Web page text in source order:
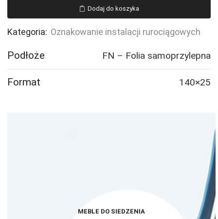
PRZEWÓD
GRZEWCZY
ZASILAJĄCY
Dodaj do koszyka
Kategoria: Oznakowanie instalacji rurociągowych
Podłoże FN – Folia samoprzylepna
Format 140×25
MEBLE DO SIEDZENIA